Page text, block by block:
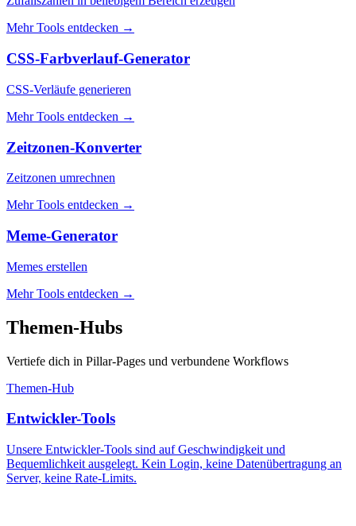
Mehr Tools entdecken →
CSS-Farbverlauf-Generator
CSS-Verläufe generieren
Mehr Tools entdecken →
Zeitzonen-Konverter
Zeitzonen umrechnen
Mehr Tools entdecken →
Meme-Generator
Memes erstellen
Mehr Tools entdecken →
Themen-Hubs
Vertiefe dich in Pillar-Pages und verbundene Workflows
Themen-Hub
Entwickler-Tools
Unsere Entwickler-Tools sind auf Geschwindigkeit und
Bequemlichkeit ausgelegt. Kein Login, keine Datenübertragung an
Server, keine Rate-Limits.